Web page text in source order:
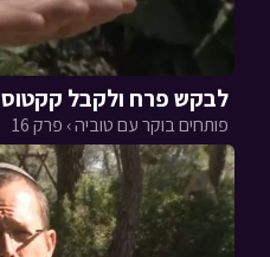
לבקש פרח ולקבל קקטוס
פותחים בוקר עם טוביה › פרק 16